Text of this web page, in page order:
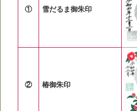
① 雪だるま御朱印
② 椿御朱印